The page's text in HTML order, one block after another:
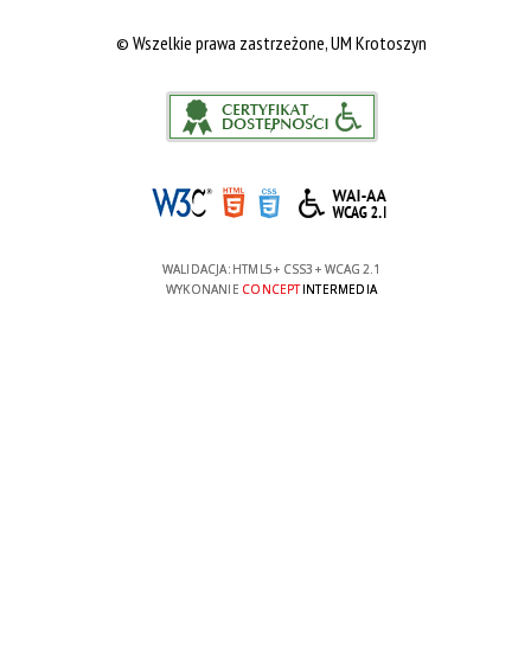
© Wszelkie prawa zastrzeżone, UM Krotoszyn
WALIDACJA: HTML5+ CSS3 + WCAG 2.1
WYKONANIE CONCEPTINTERMEDIA